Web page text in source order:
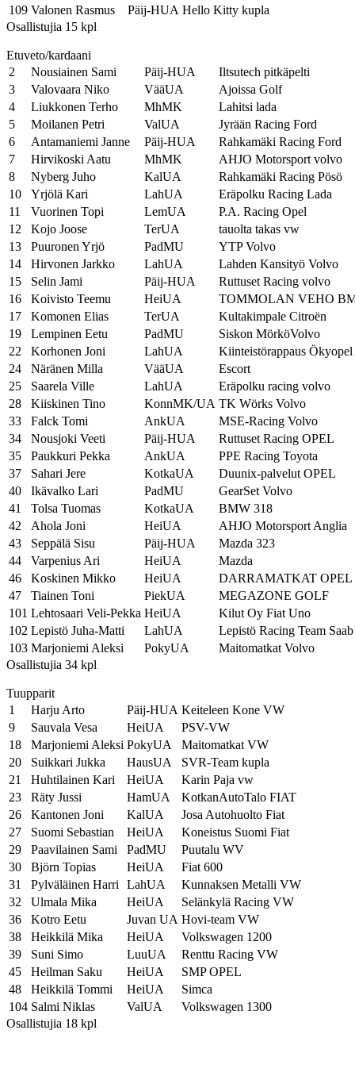
109 Valonen Rasmus Päij-HUA Hello Kitty kupla
Osallistujia 15 kpl
Etuveto/kardaani
2
Nousiainen Sami Päij-HUA
Iltsutech pitkäpelti
3
Valovaara Niko VääUA
Ajoissa Golf
4
Liukkonen Terho MhMK
Lahitsi lada
5
Moilanen Petri ValUA
Jyrään Racing Ford
6
Antamaniemi Janne Päij-HUA
Rahkamäki Racing Ford
7
Hirvikoski Aatu MhMK
AHJO Motorsport volvo
8
Nyberg Juho KalUA
Rahkamäki Racing Pösö
10
Yrjölä Kari LahUA
Eräpolku Racing Lada
11
Vuorinen Topi LemUA
P.A. Racing Opel
12
Kojo Joose TerUA
tauolta takas vw
13
Puuronen Yrjö PadMU
YTP Volvo
14
Hirvonen Jarkko LahUA
Lahden Kansityö Volvo
15
Selin Jami Päij-HUA
Ruttuset Racing volvo
16
Koivisto Teemu HeiUA
TOMMOLAN VEHO
17
Komonen Elias TerUA
Kultakimpale Citroën
19
Lempinen Eetu PadMU
Siskon MörköVolvo
22
Korhonen Joni LahUA
Kiinteistörappaus Ökyopel
24
Näränen Milla VääUA
Escort
25
Saarela Ville LahUA
Eräpolku racing volvo
28
Kiiskinen Tino KonnMK/UA TK Wörks Volvo
33
Falck Tomi AnkUA
MSE-Racing Volvo
34
Nousjoki Veeti Päij-HUA
Ruttuset Racing OPEL
35
Paukkuri Pekka AnkUA
PPE Racing Toyota
37
Sahari Jere KotkaUA
Duunix-palvelut OPEL
40
Ikävalko Lari PadMU
GearSet Volvo
41
Tolsa Tuomas KotkaUA
BMW 318
42
Ahola Joni HeiUA
AHJO Motorsport Anglia
43
Seppälä Sisu Päij-HUA
Mazda 323
44
Varpenius Ari HeiUA
Mazda
46
Koskinen Mikko HeiUA
DARRAMATKAT OPEL
47
Tiainen Toni PiekUA
MEGAZONE GOLF
101 Lehtosaari Veli-Pekka HeiUA
Kilut Oy Fiat Uno
102 Lepistö Juha-Matti LahUA
Lepistö Racing Team Saab
103 Marjoniemi Aleksi PokyUA
Maitomatkat Volvo
Osallistujia 34 kpl
Tuupparit
1
Harju Arto Päij-HUA Keiteleen Kone VW
9
Sauvala Vesa HeiUA
PSV-VW
18
Marjoniemi Aleksi PokyUA
Maitomatkat VW
20
Suikkari Jukka HausUA
SVR-Team kupla
21
Huhtilainen Kari HeiUA
Karin Paja vw
23
Räty Jussi HamUA
KotkanAutoTalo FIAT
26
Kantonen Joni KalUA
Josa Autohuolto Fiat
27
Suomi Sebastian HeiUA
Koneistus Suomi Fiat
29
Paavilainen Sami PadMU
Puutalu WV
30
Björn Topias HeiUA
Fiat 600
31
Pylväläinen Harri LahUA
Kunnaksen Metalli VW
32
Ulmala Mika HeiUA
Selänkylä Racing VW
36
Kotro Eetu Juvan UA Hovi-team VW
38
Heikkilä Mika HeiUA
Volkswagen 1200
39
Suni Simo LuuUA
Renttu Racing VW
45
Heilman Saku HeiUA
SMP OPEL
48
Heikkilä Tommi HeiUA
Simca
104 Salmi Niklas ValUA
Volkswagen 1300
Osallistujia 18 kpl